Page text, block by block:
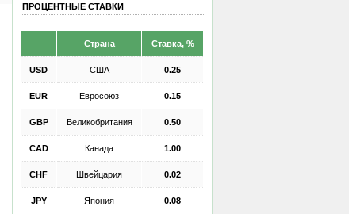
ПРОЦЕНТНЫЕ СТАВКИ
Страна Ставка, %
USD США 0.25
EUR Евросоюз 0.15
GBP Великобритания 0.50
CAD Канада 1.00
CHF Швейцария 0.02
JPY Япония 0.08